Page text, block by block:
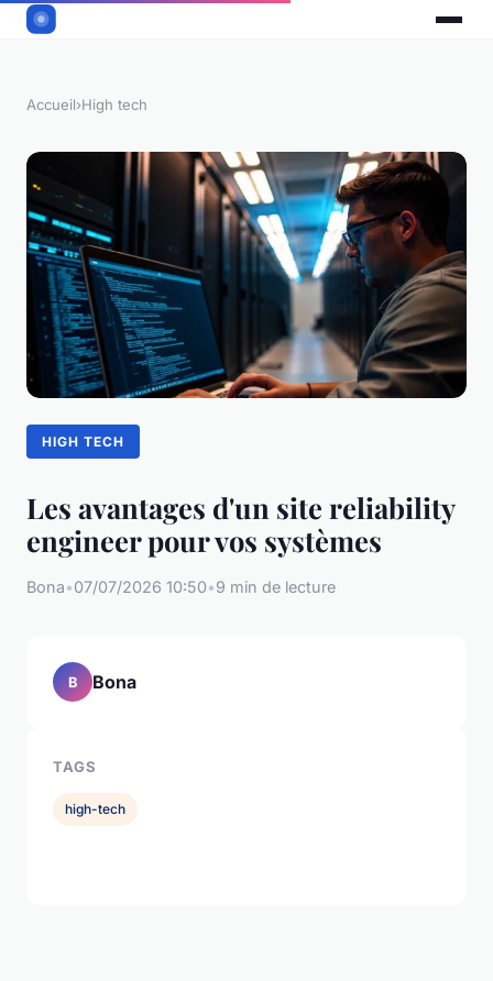
Accueil›High tech
HIGH TECH
Les avantages d'un site reliability
engineer pour vos systèmes
Bona•07/07/2026 10:50•9 min de lecture
B Bona
TAGS
high-tech